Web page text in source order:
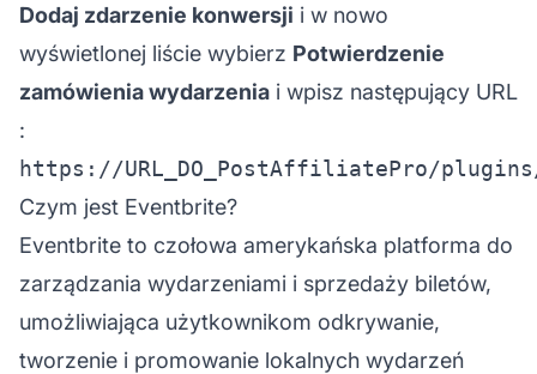
Dodaj zdarzenie konwersji i w nowo
wyświetlonej liście wybierz Potwierdzenie
zamówienia wydarzenia i wpisz następujący URL
:
Czym jest Eventbrite?
Eventbrite to czołowa amerykańska platforma do
zarządzania wydarzeniami i sprzedaży biletów,
umożliwiająca użytkownikom odkrywanie,
tworzenie i promowanie lokalnych wydarzeń